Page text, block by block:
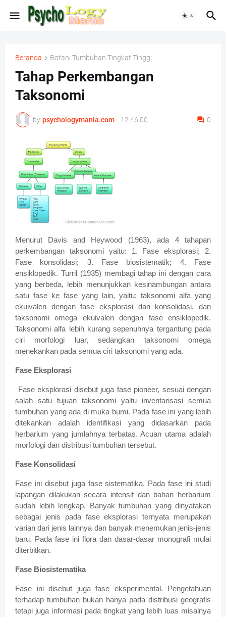
Beranda Botani Tumbuhan Tingkat Tinggi
Tahap Perkembangan
Taksonomi
by psychologymania.com - 12.46.00 0
Menurut Davis and Heywood (1963), ada 4 tahapan
perkembangan taksonomi yaitu: 1. Fase eksplorasi; 2.
Fase konsolidasi; 3. Fase biosistematik; 4. Fase
ensiklopedik. Turril (1935) membagi tahap ini dengan cara
yang berbeda, lebih menunjukkan kesinambungan antara
satu fase ke fase yang lain, yaitu: taksonomi alfa yang
ekuivalen dengan fase eksplorasi dan konsolidasi, dan
taksonomi omega ekuivalen dengan fase ensiklopedik.
Taksonomi alfa lebih kurang sepenuhnya tergantung pada
ciri morfologi luar, sedangkan taksonomi omega
menekankan pada semua ciri taksonomi yang ada.
Fase Eksplorasi
Fase eksplorasi disebut juga fase pioneer, sesuai dengan
salah satu tujuan taksonomi yaitu inventarisasi semua
tumbuhan yang ada di muka bumi. Pada fase ini yang lebih
ditekankan adalah identifikasi yang didasarkan pada
herbarium yang jumlahnya terbatas. Acuan utama adalah
morfologi dan distribusi tumbuhan tersebut.
Fase Konsolidasi
Fase ini disebut juga fase sistematika. Pada fase ini studi
lapangan dilakukan secara intensif dan bahan herbarium
sudah lebih lengkap. Banyak tumbuhan yang dinyatakan
sebagai jenis pada fase eksplorasi ternyata merupakan
varian dari jenis lainnya dan banyak menemukan jenis-jenis
baru. Pada fase ini flora dan dasar-dasar monografi mulai
diterbitkan.
Fase Biosistematika
Fase ini disebut juga fase eksperimental. Pengetahuan
terhadap tumbuhan bukan hanya pada distribusi geografis
tetapi juga informasi pada tingkat yang lebih luas misalnya